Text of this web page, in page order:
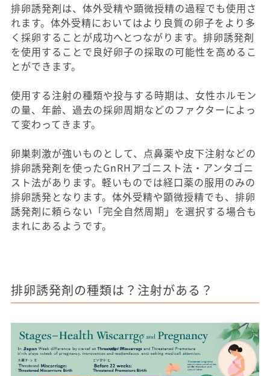
排卵誘発剤は、体外受精や顕微授精の過程でも使用さ
れます。体外受精においてはより良質の卵子をより多
く採卵することが成功へとつながります。排卵誘発剤
を使用することで良好卵子の採取の可能性を高めるこ
とができます。
使用する注射の種類や投与する時期は、女性ホルモン
の量、年齢、過去の採卵周期などのファクターによっ
て変わってきます。
卵巣刺激が強いものとして、点鼻薬や皮下注射などの
排卵誘発剤を使ったGnRHアゴニスト法・アンタゴニ
スト法があります。軽いものでは経口薬の服用のみの
排卵誘発となります。体外受精や顕微授精でも、排卵
誘発剤に頼らない「完全自然周期」を選択する場合も
まれにあるようです。
排卵誘発剤の種類は？注射がある？